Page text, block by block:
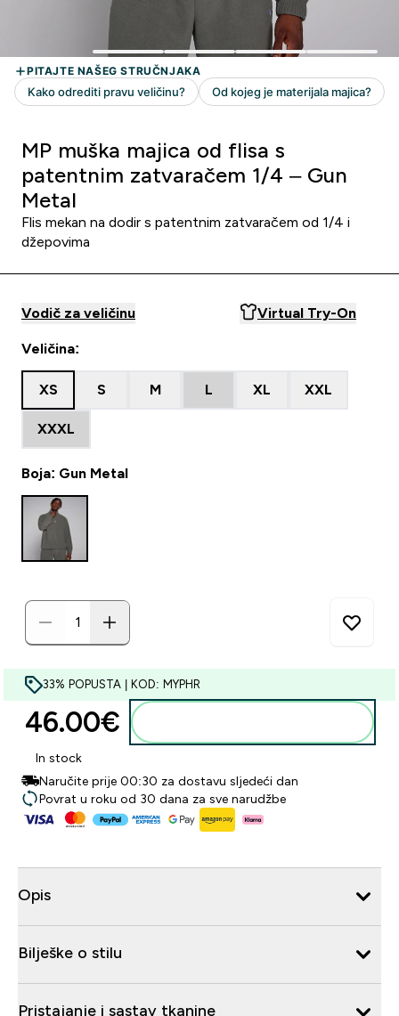
MP muška majica od flisa s
patentnim zatvaračem 1/4 – Gun
Metal
Flis mekan na dodir s patentnim zatvaračem od 1/4 i
džepovima
Vodič za veličinu Virtual Try-On
Veličina:
XS S M L XL XXL
XXXL
Boja: Gun Metal
33% POPUSTA | KOD: MYPHR
46.00€‎
In stock
Naručite prije 00:30 za dostavu sljedeći dan
Povrat u roku od 30 dana za sve narudžbe
Opis
Bilješke o stilu
Pristajanje i sastav tkanine